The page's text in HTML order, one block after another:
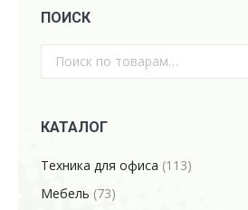
ПОИСК
КАТАЛОГ
Техника для офиса (113)
Мебель (73)